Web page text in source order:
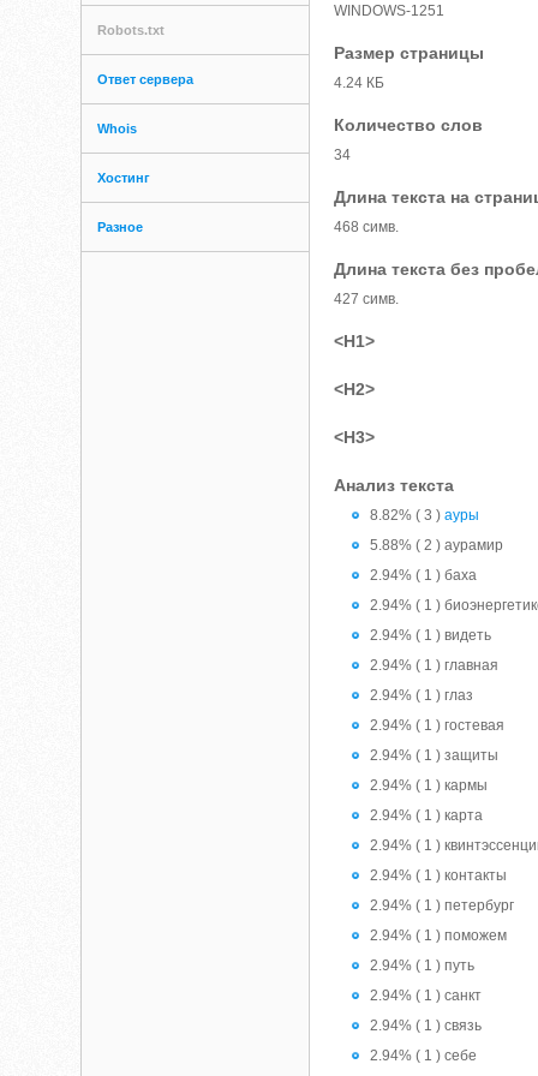
Robots.txt
Ответ сервера
Whois
Хостинг
Разное
WINDOWS-1251
Размер страницы
4.24 КБ
Количество слов
34
Длина текста на
468 симв.
Длина текста без
427 симв.
<H1>
<H2>
<H3>
Анализ текста
8.82% ( 3 )ауры
5.88% ( 2 ) аурамир
2.94% ( 1 ) баха
2.94% ( 1 )
2.94% ( 1 ) видеть
2.94% ( 1 ) главная
2.94% ( 1 ) глаз
2.94% ( 1 ) гостевая
2.94% ( 1 ) защиты
2.94% ( 1 ) кармы
2.94% ( 1 ) карта
2.94% ( 1 )
2.94% ( 1 ) контакты
2.94% ( 1 ) петербург
2.94% ( 1 ) поможем
2.94% ( 1 ) путь
2.94% ( 1 ) санкт
2.94% ( 1 ) связь
2.94% ( 1 ) себе